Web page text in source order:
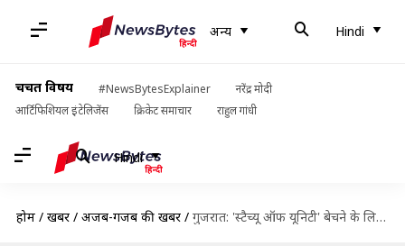
अन्य Hindi
चर्चित विषय #NewsBytesExplainer
नरेंद्र मोदी
आर्टिफिशियल इंटेलिजेंस
क्रिकेट समाचार राहुल गांधी
Hindi
होम / खबरें / अजब-गजब की खबरें / गुजरात: 'स्टैच्यू ऑफ यूनिटी' बेचने के लिए OLX पर डाल दिया विज्ञापन, मामला दर्ज